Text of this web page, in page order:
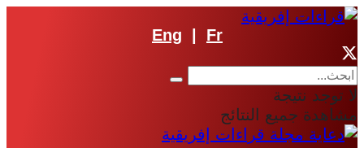
Eng Fr
لا توجد نتيجة
مشاهدة جميع النتائج